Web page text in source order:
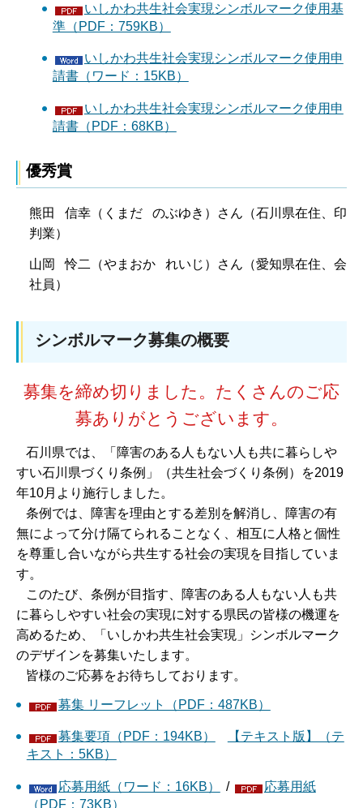
いしかわ共生社会実現シンボルマーク使用基
準（PDF：759KB）
いしかわ共生社会実現シンボルマーク使用申
請書（ワード：15KB）
いしかわ共生社会実現シンボルマーク使用申
請書（PDF：68KB）
優秀賞
熊田 信幸（くまだ のぶゆき）さん（石川県在住、印
判業）
山岡 怜二（やまおか れいじ）さん（愛知県在住、会
社員）
シンボルマーク募集の概要
募集を締め切りました。たくさんのご応
募ありがとうございます。
石川県では、「障害のある人もない人も共に暮らしや
すい石川県づくり条例」（共生社会づくり条例）を2019
年10月より施行しました。
条例では、障害を理由とする差別を解消し、障害の有
無によって分け隔てられることなく、相互に人格と個性
を尊重し合いながら共生する社会の実現を目指していま
す。
このたび、条例が目指す、障害のある人もない人も共
に暮らしやすい社会の実現に対する県民の皆様の機運を
高めるため、「いしかわ共生社会実現」シンボルマーク
のデザインを募集いたします。
皆様のご応募をお待ちしております。
募集 リーフレット（PDF：487KB）
募集要項（PDF：194KB）
【テキスト版】（テ
キスト：5KB）
応募用紙（ワード：16KB） /
応募用紙
（PDF：73KB）